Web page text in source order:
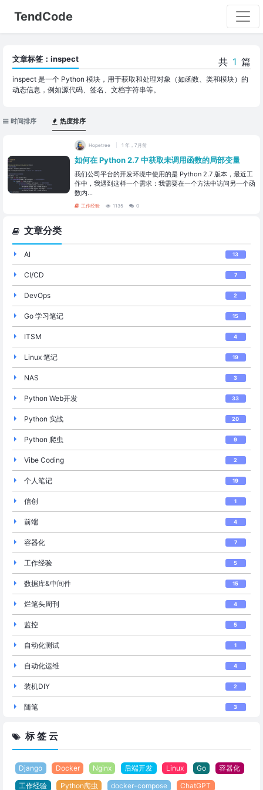
TendCode
共 1 篇
文章标签：inspect
inspect 是一个 Python 模块，用于获取和处理对象（如函数、类和模块）的
动态信息，例如源代码、签名、文档字符串等。
时间排序 热度排序
Hopetree 1 年，7月前
如何在 Python 2.7 中获取未调用函数的局部变量
我们公司平台的开发环境中使用的是 Python 2.7 版本，最近工
作中，我遇到这样一个需求：我需要在一个方法中访问另一个函
数内...
工作经验 1135 0
文章分类
AI 13
CI/CD 7
DevOps 2
Go 学习笔记 15
ITSM 4
Linux 笔记 19
NAS 3
Python Web开发 33
Python 实战 20
Python 爬虫 9
Vibe Coding 2
个人笔记 19
信创 1
前端 4
容器化 7
工作经验 5
数据库&中间件 15
烂笔头周刊 4
监控 5
自动化测试 1
自动化运维 4
装机DIY 2
随笔 3
标 签 云
Django Docker Nginx 后端开发 Linux Go 容器化
工作经验 Python爬虫 docker-compose ChatGPT